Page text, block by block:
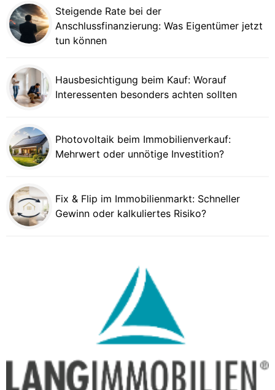
Steigende Rate bei der
Anschlussfinanzierung: Was Eigentümer jetzt
tun können
Hausbesichtigung beim Kauf: Worauf
Interessenten besonders achten sollten
Photovoltaik beim Immobilienverkauf:
Mehrwert oder unnötige Investition?
Fix & Flip im Immobilienmarkt: Schneller
Gewinn oder kalkuliertes Risiko?